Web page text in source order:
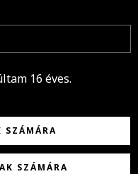
16 éves.
SZÁMÁRA
SZÁMÁRA